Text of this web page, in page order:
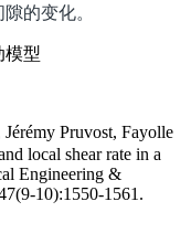
的变化。
Pruvost, Fayolle
local shear rate in a
Engineering &
10):1550-1561.